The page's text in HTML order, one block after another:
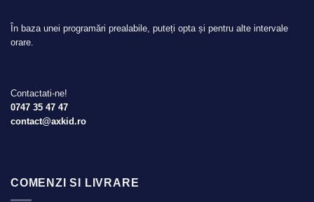
În baza unei programări prealabile, puteți opta și pentru alte intervale
orare.
Contactati-ne!
0747 35 47 47
contact@axkid.ro
COMENZI SI LIVRARE